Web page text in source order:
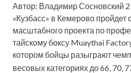
Автор: Владимир Сосновский
«Кузбасс» в Кемерово
масштабного проекта по
тайскому боксу Muaythai
котором бойцы разыграют
весовых категориях до 66, 70,